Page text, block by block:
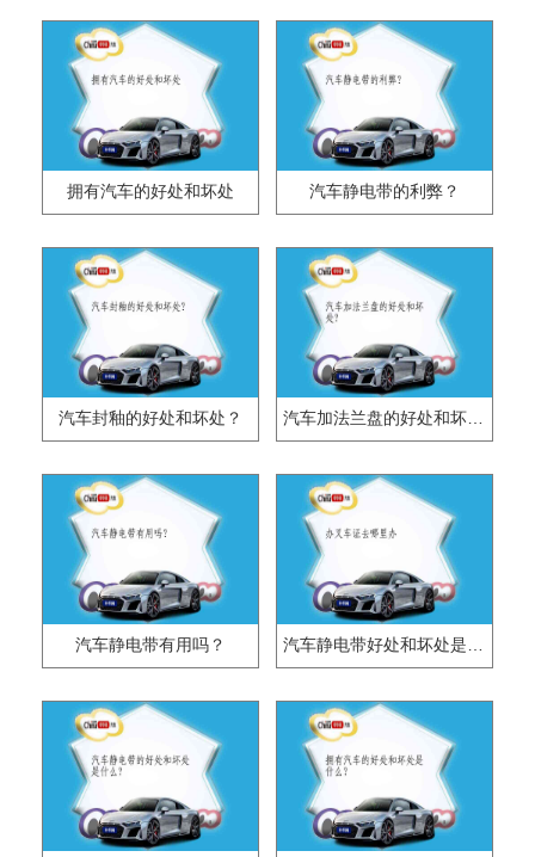
拥有汽车的好处和坏处 汽车静电带的利弊？
汽车封釉的好处和坏处？ 汽车加法兰盘的好处和坏处?
汽车静电带有用吗？